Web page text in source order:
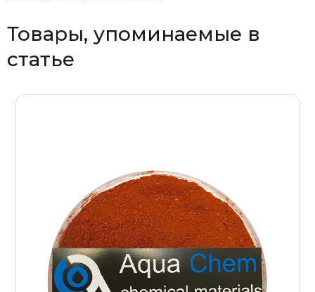
Товары, упоминаемые в
статье